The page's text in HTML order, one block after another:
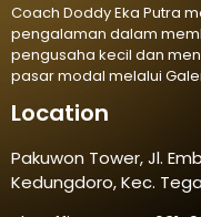
Coach Doddy Eka Putra
pengalaman dalam
pengusaha kecil dan
pasar modal melalui
Location
Pakuwon Tower, Jl.
Kedungdoro, Kec.